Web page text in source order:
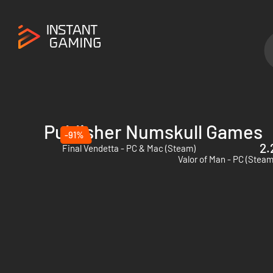
Publisher Numskull Games
-91%
Final Vendetta - PC & Mac (Steam)
Valor of Man - PC